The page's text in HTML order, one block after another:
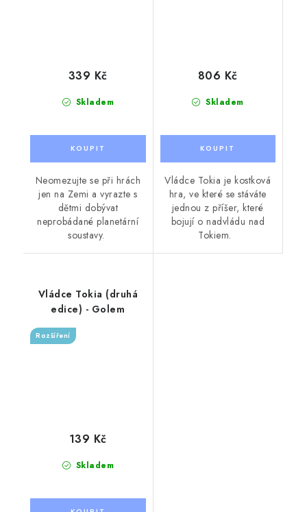
Skladem
339 Kč
Neomezujte se při hrách
jen na Zemi a vyrazte s
dětmi dobývat
neprobádané planetární
soustavy.
Skladem
806 Kč
Vládce Tokia je kostková
hra, ve které se stáváte
jednou z příšer, které
bojují o nadvládu nad
Tokiem.
Vládce Tokia (druhá
edice) - Golem
Rozšíření
Skladem
139 Kč